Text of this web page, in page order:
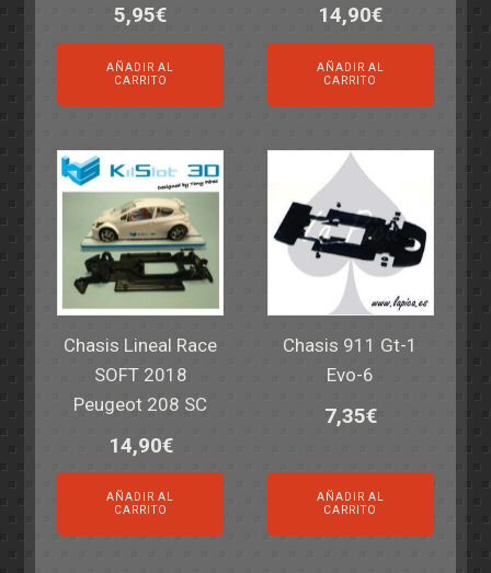
5,95€
AÑADIR AL
CARRITO
14,90€
AÑADIR AL
CARRITO
Chasis Lineal Race
SOFT 2018
Peugeot 208 SC
14,90€
AÑADIR AL
CARRITO
Chasis 911 Gt-1
Evo-6
7,35€
AÑADIR AL
CARRITO